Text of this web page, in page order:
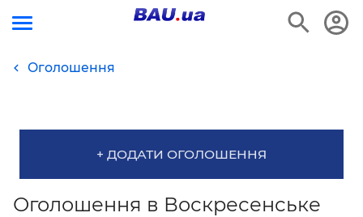
Оголошення
+ ДОДАТИ ОГОЛОШЕННЯ
Оголошення в Воскресенське